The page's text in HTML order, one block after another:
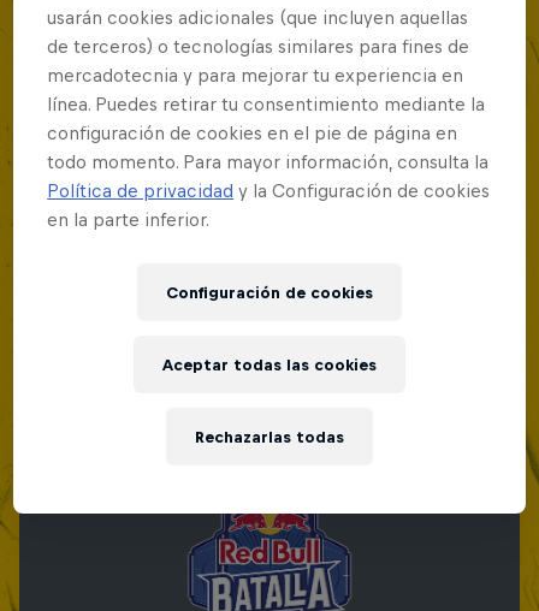
Red Bull Batalla Nueva Historia:
MC BATTLE
usarán cookies adicionales (que incluyen aquellas
de terceros) o tecnologías similares para fines de
mercadotecnia y para mejorar tu experiencia en
línea. Puedes retirar tu consentimiento mediante la
configuración de cookies en el pie de página en
todo momento. Para mayor información, consulta la
Política de privacidad y la Configuración de cookies
en la parte inferior.
Configuración de cookies
Rechazarlas todas
Aceptar todas las cookies